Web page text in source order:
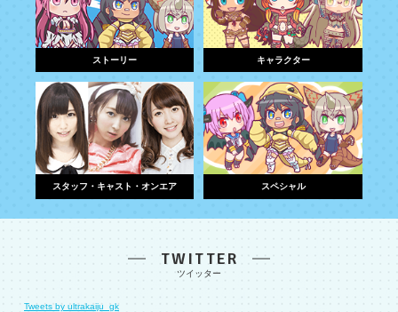
ストーリー キャラクター
スタッフ・キャスト・オンエア スペシャル
TWITTER
Tweets by ultrakaiju_gk